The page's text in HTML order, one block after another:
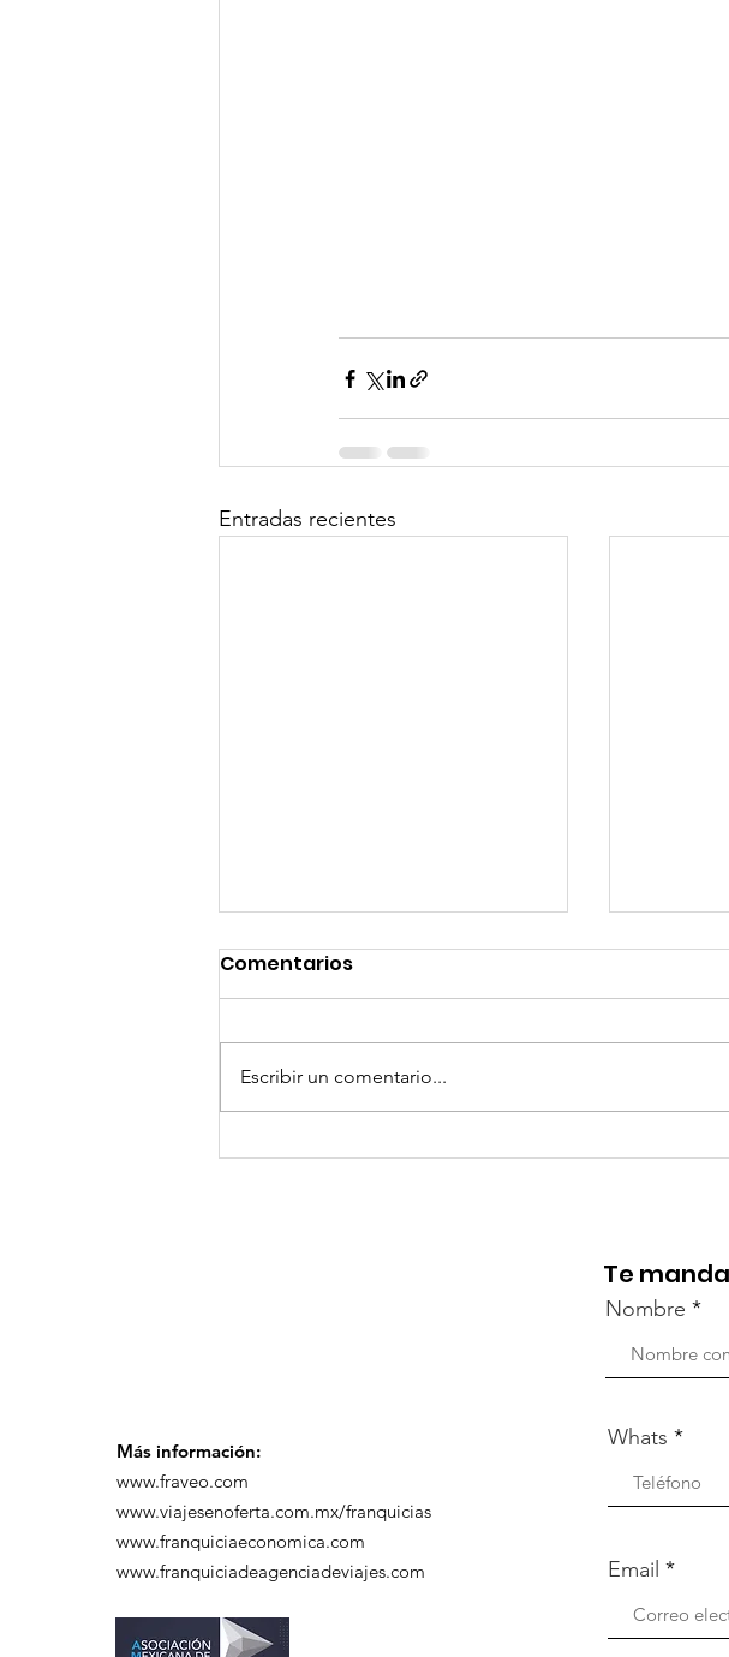
Entradas recientes
GoMapTravelByFraveo
Comentarios
Escribir un comentario...
Más información:
www.fraveo.com
www.viajesenoferta.com.mx/franquicias
www.franquiciaeconomica.com
www.franquiciadeagenciadeviajes.com
Te
Nombre
Whats
Email